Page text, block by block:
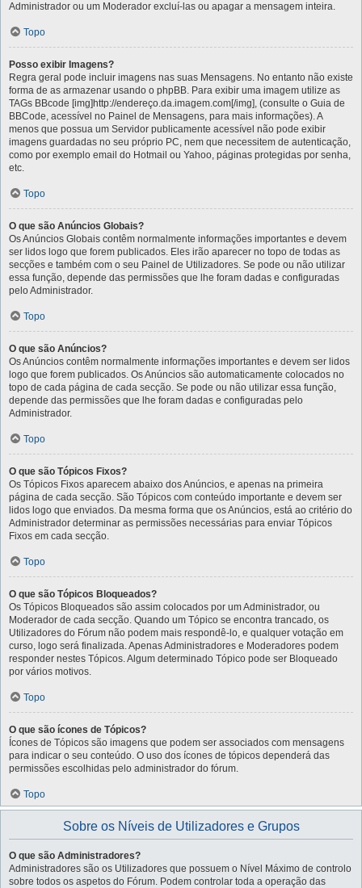
Administrador ou um Moderador excluí-las ou apagar a mensagem inteira.
Topo
Posso exibir Imagens?
Regra geral pode incluir imagens nas suas Mensagens. No entanto não existe
forma de as armazenar usando o phpBB. Para exibir uma imagem utilize as
TAGs BBcode [img]http://endereço.da.imagem.com[/img], (consulte o Guia de
BBCode, acessível no Painel de Mensagens, para mais informações). A
menos que possua um Servidor publicamente acessível não pode exibir
imagens guardadas no seu próprio PC, nem que necessitem de autenticação,
como por exemplo email do Hotmail ou Yahoo, páginas protegidas por senha,
etc.
Topo
O que são Anúncios Globais?
Os Anúncios Globais contêm normalmente informações importantes e devem
ser lidos logo que forem publicados. Eles irão aparecer no topo de todas as
secções e também com o seu Painel de Utilizadores. Se pode ou não utilizar
essa função, depende das permissões que lhe foram dadas e configuradas
pelo Administrador.
Topo
O que são Anúncios?
Os Anúncios contêm normalmente informações importantes e devem ser lidos
logo que forem publicados. Os Anúncios são automaticamente colocados no
topo de cada página de cada secção. Se pode ou não utilizar essa função,
depende das permissões que lhe foram dadas e configuradas pelo
Administrador.
Topo
O que são Tópicos Fixos?
Os Tópicos Fixos aparecem abaixo dos Anúncios, e apenas na primeira
página de cada secção. São Tópicos com conteúdo importante e devem ser
lidos logo que enviados. Da mesma forma que os Anúncios, está ao critério do
Administrador determinar as permissões necessárias para enviar Tópicos
Fixos em cada secção.
Topo
O que são Tópicos Bloqueados?
Os Tópicos Bloqueados são assim colocados por um Administrador, ou
Moderador de cada secção. Quando um Tópico se encontra trancado, os
Utilizadores do Fórum não podem mais respondê-lo, e qualquer votação em
curso, logo será finalizada. Apenas Administradores e Moderadores podem
responder nestes Tópicos. Algum determinado Tópico pode ser Bloqueado
por vários motivos.
Topo
O que são ícones de Tópicos?
Ícones de Tópicos são imagens que podem ser associados com mensagens
para indicar o seu conteúdo. O uso dos ícones de tópicos dependerá das
permissões escolhidas pelo administrador do fórum.
Topo
Sobre os Níveis de Utilizadores e Grupos
O que são Administradores?
Administradores são os Utilizadores que possuem o Nível Máximo de controlo
sobre todos os aspetos do Fórum. Podem controlar toda a operação das